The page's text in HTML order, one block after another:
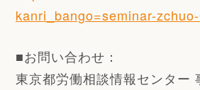
kanri_bango=seminar-
■お問い合わせ：
東京都労働相談情報センター